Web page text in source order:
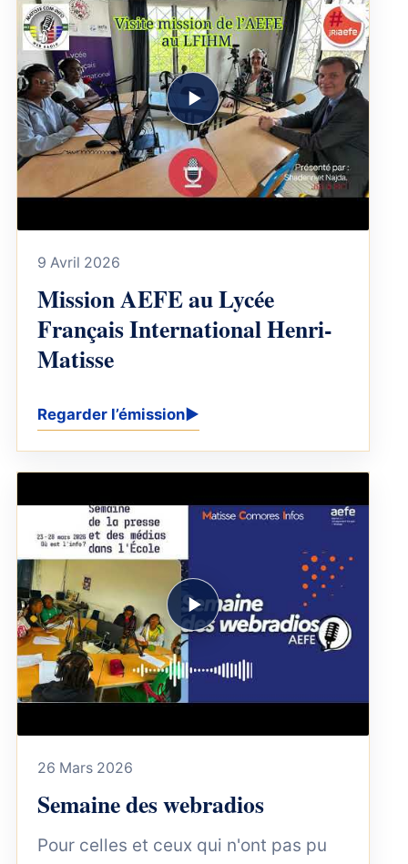
9 Avril 2026
Mission AEFE au Lycée
Français International Henri-
Matisse
Regarder l’émission▶
26 Mars 2026
Semaine des webradios
Pour celles et ceux qui n'ont pas pu